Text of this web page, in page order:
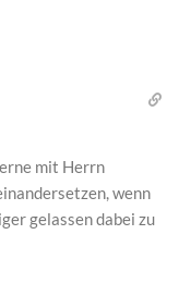
mit Herrn
wenn
gelassen dabei zu